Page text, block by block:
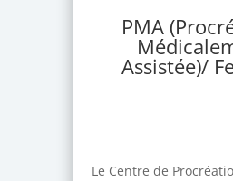
PMA
Assistée)/
Le Centre de